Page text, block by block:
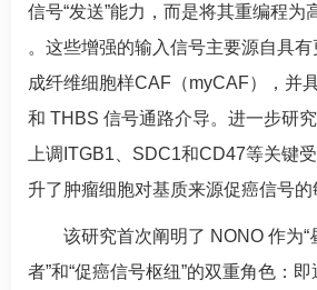
信号“发送”能力，而是将其重编程为
。这些增强的输入信号主要源自具
成纤维细胞样CAF（myCAF），并
和 THBS 信号通路介导。进一步研
上调ITGB1、SDC1和CD47等关键
升了肿瘤细胞对基质来源促癌信号的
该研究首次阐明了 NONO 作为“
者”和“促癌信号枢纽”的双重角色：